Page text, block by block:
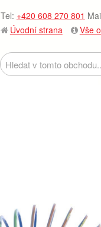
Tel: +420 608 270 801
Úvodní strana
Vše